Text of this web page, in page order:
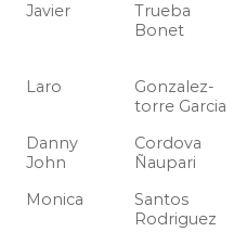
Javier
Trueba
Bonet
Laro
Gonzalez-
torre Garcia
Danny
John
Cordova
Ñaupari
Monica
Santos
Rodriguez